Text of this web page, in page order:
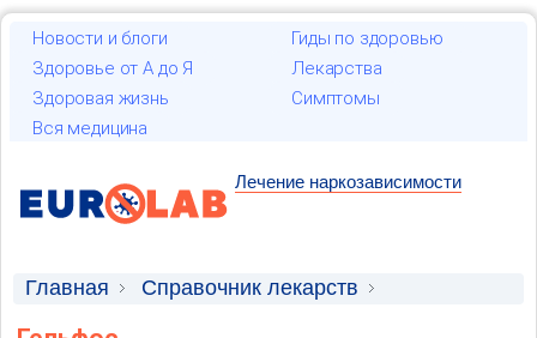
Новости и блоги
Гиды по здоровью
Здоровье от А до Я
Лекарства
Здоровая жизнь
Симптомы
Вся медицина
Лечение наркозависимости
Главная
Справочник лекарств
Лекарственные средства